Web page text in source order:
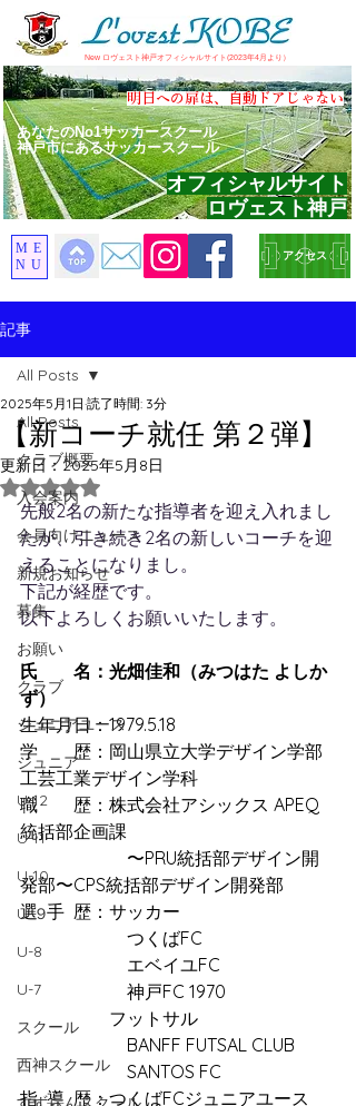
​New ロヴェスト神戸オフィシャルサイト(2023年4月より）
​明日への扉は、自動ドアじゃない
あなたのNo1サッカースクール
神戸市にあるサッカースクール
アクセス
オフィシャルサイト
ロヴェスト神戸
ME
NU
記事
All Posts
クラブ概要
入会案内
会員向けニュース
新規お知らせ
募集
お願い
クラブ
ジュニアユース
ジュニア
U-12
U-11
U-10
U-９
U-8
U-7
スクール
西神スクール
All Posts
【新コーチ就任 第２弾】
2025年5月1日 読了時間: 3分
更新日：2025年5月8日
5つ星のうちNaNと評価されています。
先般2名の新たな指導者を迎え入れまし
たが、引き続き2名の新しいコーチを迎
えることになりまし。
下記が経歴です。
以下よろしくお願いいたします。
氏　　名：光畑佳和（みつはた よしか
ず）
生年月日：1979.5.18
学　　歴：岡山県立大学デザイン学部
工芸工業デザイン学科
職　　歴：株式会社アシックス APEQ
統括部企画課
〜PRU統括部デザイン開
発部〜CPS統括部デザイン開発部
選  手  歴：サッカー
つくばFC
エベイユFC
神戸FC 1970
フットサル
BANFF FUTSAL CLUB
SANTOS FC
指  導  歴：つくばFCジュニアユース